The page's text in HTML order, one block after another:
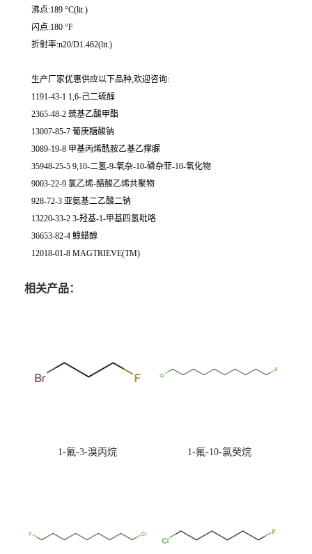
沸点:189 °C(lit.)
闪点:180 °F
折射率:n20/D1.462(lit.)
生产厂家优惠供应以下品种,欢迎咨询:
1191-43-1 1,6-己二硫醇
2365-48-2 巯基乙酸甲酯
13007-85-7 葡庚糖酸钠
3089-19-8 甲基丙烯酰胺乙基乙撑脲
35948-25-5 9,10-二氢-9-氧杂-10-磷杂菲-10-氧化物
9003-22-9 氯乙烯-醋酸乙烯共聚物
928-72-3 亚氨基二乙酸二钠
13220-33-2 3-羟基-1-甲基四氢吡咯
36653-82-4 鲸蜡醇
12018-01-8 MAGTRIEVE(TM)
相关产品：
1-氟-3-溴丙烷 1-氟-10-氯癸烷